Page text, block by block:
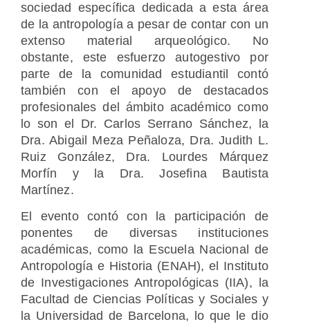
sociedad específica dedicada a esta área
de la antropología a pesar de contar con un
extenso material arqueológico. No
obstante, este esfuerzo autogestivo por
parte de la comunidad estudiantil contó
también con el apoyo de destacados
profesionales del ámbito académico como
lo son el Dr. Carlos Serrano Sánchez, la
Dra. Abigail Meza Peñaloza, Dra. Judith L.
Ruiz González, Dra. Lourdes Márquez
Morfín y la Dra. Josefina Bautista
Martínez.
El evento contó con la participación de
ponentes de diversas instituciones
académicas, como la Escuela Nacional de
Antropología e Historia (ENAH), el Instituto
de Investigaciones Antropológicas (IIA), la
Facultad de Ciencias Políticas y Sociales y
la Universidad de Barcelona, lo que le dio